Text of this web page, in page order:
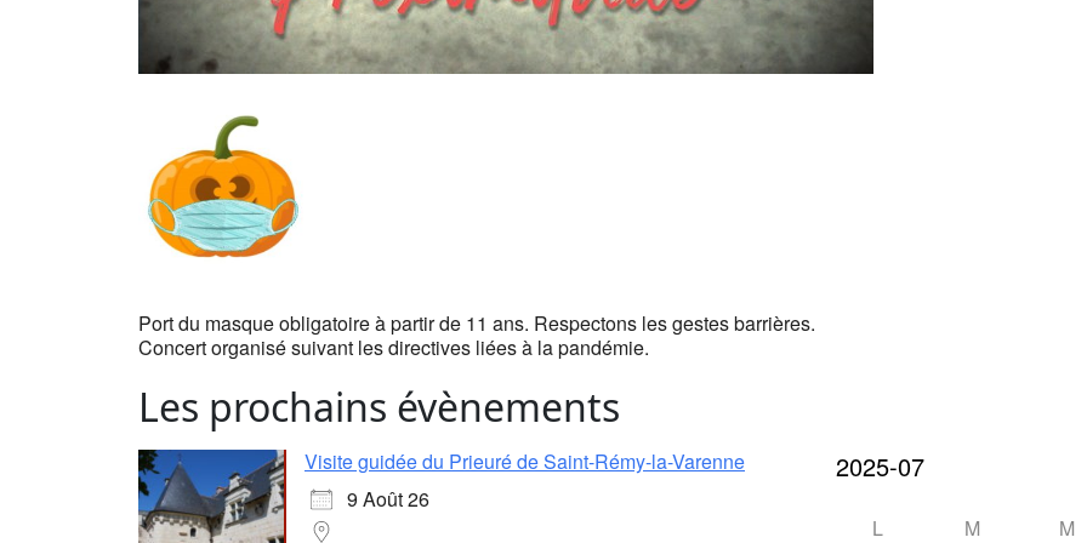
Port du masque obligatoire à partir de 11 ans. Respectons les gestes barrières.
Concert organisé suivant les directives liées à la pandémie.
Les prochains évènements
Visite guidée du Prieuré de Saint-Rémy-la-Varenne
9 Août 26
L
M M